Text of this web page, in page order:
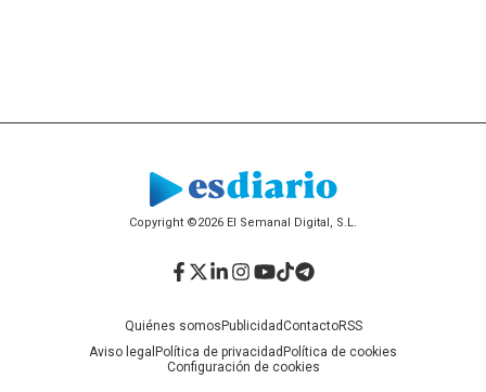
Copyright ©2026 El Semanal Digital, S.L.
Quiénes somos PublicidadContactoRSS
Aviso legal Política de privacidad Política de cookies
Configuración de cookies
Facebook
Twitter
LinkedIn
Instagram
YouTube
TikTok
Telegram